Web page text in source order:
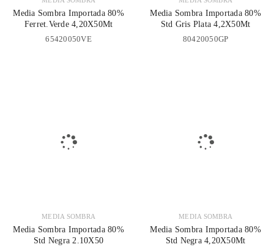
Media Sombra Importada 80%
Ferret.Verde 4,20X50Mt
65420050VE
Media Sombra Importada 80%
Std Gris Plata 4,2X50Mt
80420050GP
MEDIA SOMBRA
Media Sombra Importada 80%
Std Negra 2.10X50
MEDIA SOMBRA
Media Sombra Importada 80%
Std Negra 4,20X50Mt